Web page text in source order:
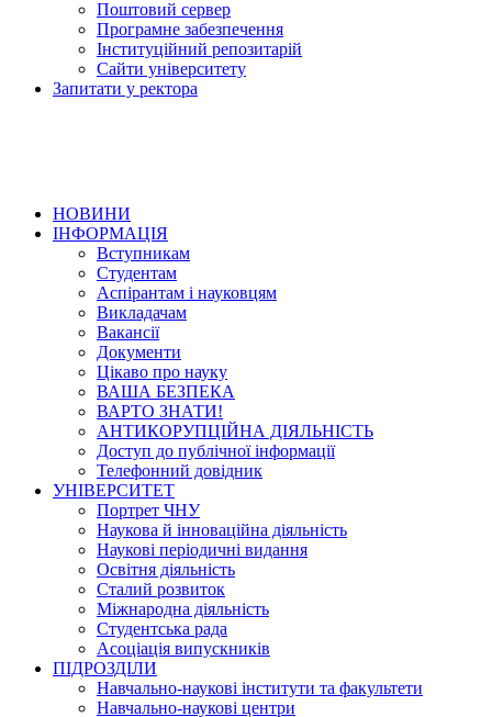
Поштовий сервер
Програмне забезпечення
Інституційний репозитарій
Сайти університету
Запитати у ректора
НОВИНИ
ІНФОРМАЦІЯ
Вступникам
Студентам
Аспірантам і науковцям
Викладачам
Вакансії
Документи
Цікаво про науку
ВАША БЕЗПЕКА
ВАРТО ЗНАТИ!
АНТИКОРУПЦІЙНА ДІЯЛЬНІСТЬ
Доступ до публічної інформації
Телефонний довідник
УНІВЕРСИТЕТ
Портрет ЧНУ
Наукова й інноваційна діяльність
Наукові періодичні видання
Освітня діяльність
Сталий розвиток
Міжнародна діяльність
Студентська рада
Асоціація випускників
ПІДРОЗДІЛИ
Навчально-наукові інститути та факультети
Навчально-наукові центри